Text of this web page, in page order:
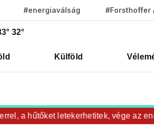
#energiaválság #Forsthoffer
32°
Külföld
a hűtőket letekerhetitek, vége az